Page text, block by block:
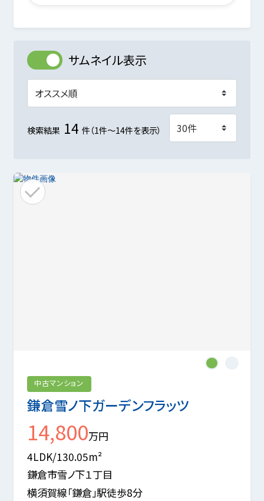
サムネイル表示
検索結果 14 件（1件～14件を表示）
鎌倉雪ノ下ガーデンフラッツ
中古マンション
14,800万円
4LDK/130.05m²
鎌倉市雪ノ下１丁目
横須賀線「鎌倉」駅徒歩8分